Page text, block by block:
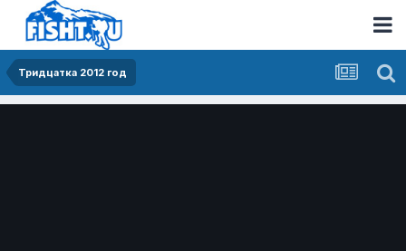
Тридцатка 2012 год